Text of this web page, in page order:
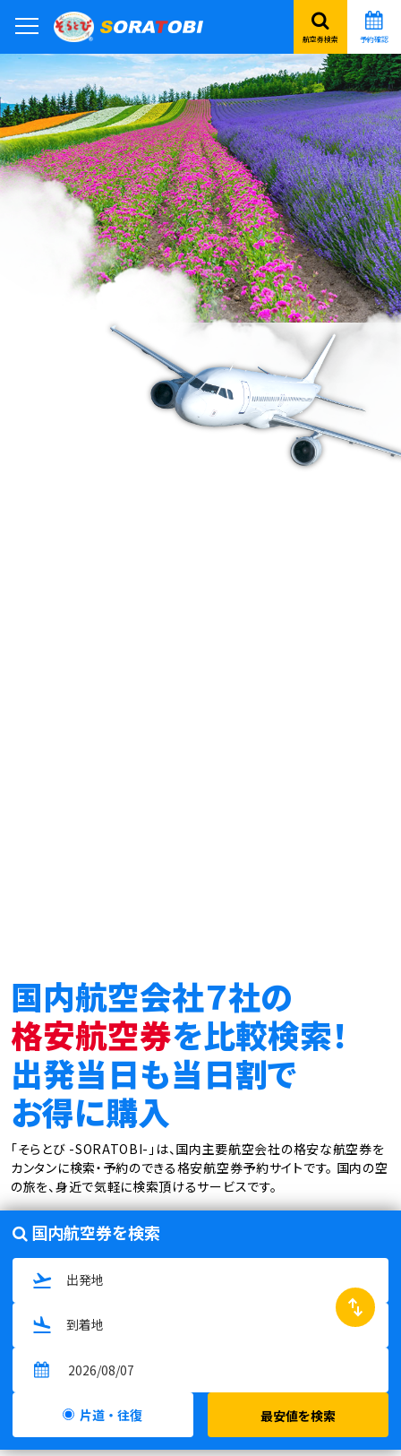
航空券検索 予約確認
国内航空会社７社の
格安航空券を比較検索！
出発当日も当日割で
お得に購入
「そらとび -SORATOBI-」は、国内主要航空会社の格安な航空券を
カンタンに検索・予約のできる格安航空券予約サイトです。 国内の空
の旅を、身近で気軽に検索頂けるサービスです。
国内航空券を検索
swap_horiz
片道・往復 最安値を検索